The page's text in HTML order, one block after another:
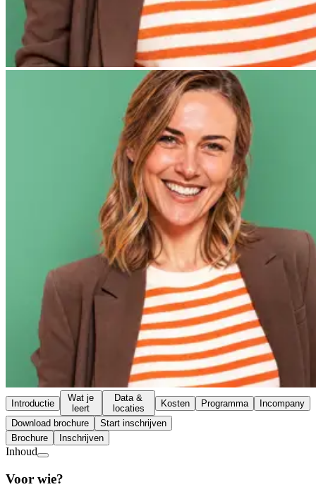
Introductie
Wat je
leert
Data &
locaties
Kosten Programma
Incompany
Download brochure
Start inschrijven
Brochure
Inschrijven
Inhoud
Voor wie?